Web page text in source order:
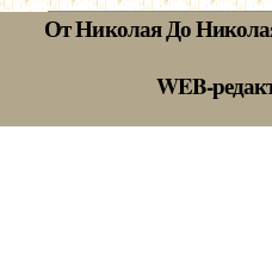
От Николая До
WEB-